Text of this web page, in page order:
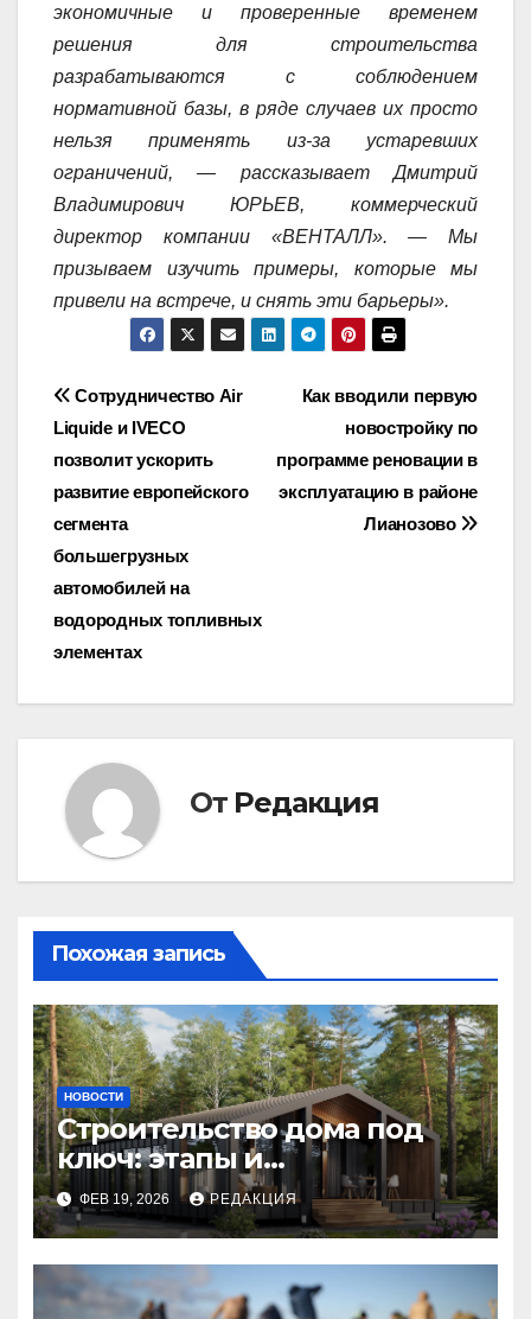
экономичные и проверенные временем
решения для строительства
разрабатываются с соблюдением
нормативной базы, в ряде случаев их просто
нельзя применять из-за устаревших
ограничений, — рассказывает Дмитрий
Владимирович ЮРЬЕВ, коммерческий
директор компании «ВЕНТАЛЛ». — Мы
призываем изучить примеры, которые мы
привели на встрече, и снять эти барьеры».
Навигация
по
записям
Как вводили первую
новостройку по
программе реновации в
эксплуатацию в районе
Лианозово
Сотрудничество Air
Liquide и IVECO
позволит ускорить
развитие европейского
сегмента
большегрузных
автомобилей на
водородных топливных
элементах
От Редакция
Похожая запись
НОВОСТИ
Строительство дома под
ключ: этапы и
планирование бюджета
ФЕВ 19, 2026 РЕДАКЦИЯ